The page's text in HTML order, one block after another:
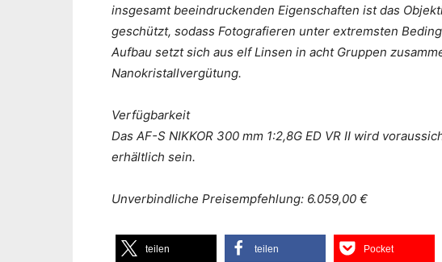
insgesamt beeindruckenden Eigenschaften ist das
geschützt, sodass Fotografieren unter extremsten
Aufbau setzt sich aus elf Linsen in acht Gruppen
Nanokristallvergütung.
Verfügbarkeit
Das AF-S NIKKOR 300 mm 1:2,8G ED VR II wird
erhältlich sein.
Unverbindliche Preisempfehlung: 6.059,00 €
teilen teilen Pocket